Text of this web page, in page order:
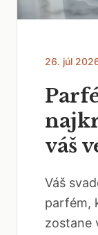
26. júl
váš
Váš
parfém,
zostane